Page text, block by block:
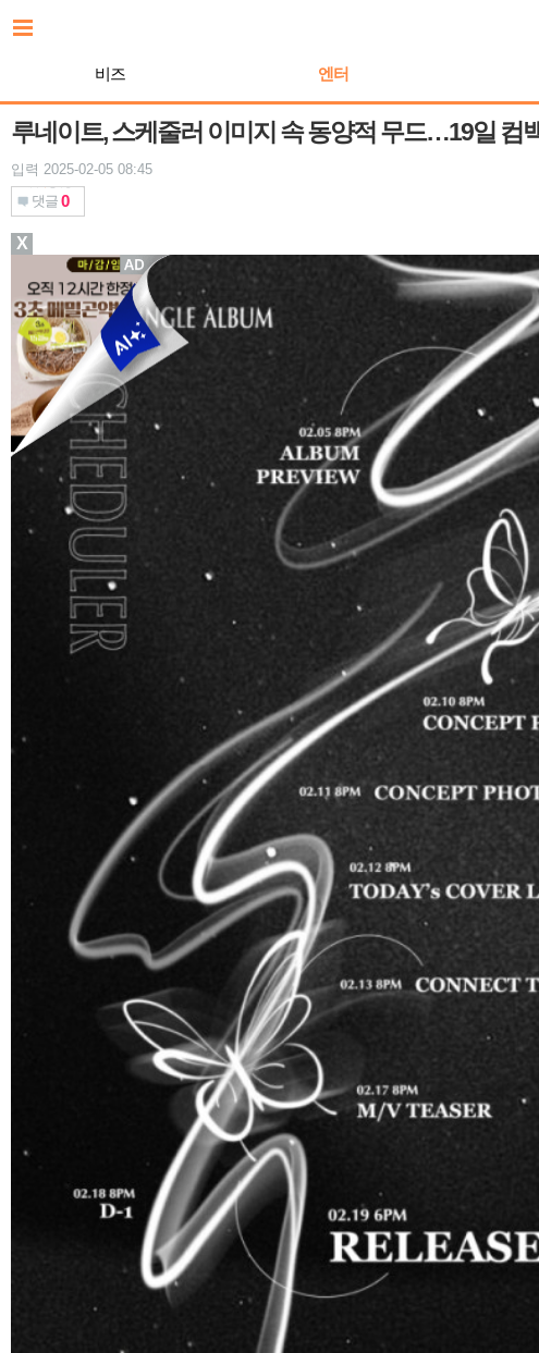
문
비즈 엔터
루네이트, 스케줄러 이미지 속 동양적 무드…19일 컴
입력 2025-02-05 08:45
댓글 0
X